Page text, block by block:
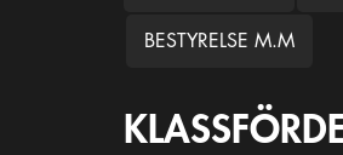
BESTYRELSE M.M